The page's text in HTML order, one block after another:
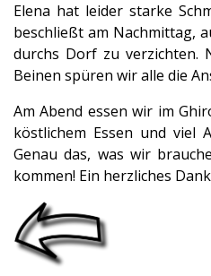
Elena hat leider starke
beschließt am Nachmittag,
durchs Dorf zu verzichten.
Beinen spüren wir alle die
Am Abend essen wir im
köstlichem Essen und viel
Genau das, was wir
kommen! Ein herzliches